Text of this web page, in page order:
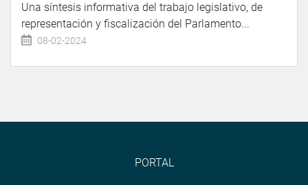
Una síntesis informativa del trabajo legislativo, de
representación y fiscalización del Parlamento...
08-02-2024
PORTAL